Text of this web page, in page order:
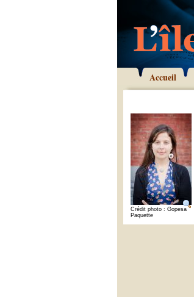
Accueil
Crédit photo : Gopesa
Paquette